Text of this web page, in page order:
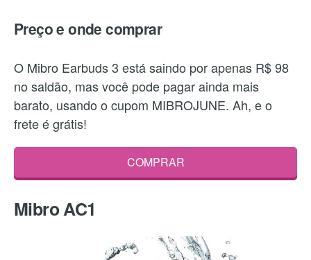
Preço e onde comprar
O Mibro Earbuds 3 está saindo por apenas R$ 98
no saldão, mas você pode pagar ainda mais
barato, usando o cupom MIBROJUNE. Ah, e o
frete é grátis!
COMPRAR
Mibro AC1